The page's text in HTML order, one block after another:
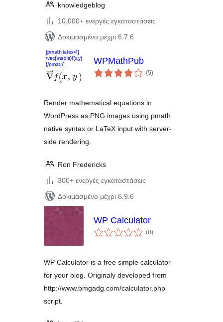
knowledgeblog
10,000+ ενεργές εγκαταστάσεις
Δοκιμασμένο μέχρι 6.7.6
WPMathPub
(5αξιολογήσεις
σύνολο
)
Render mathematical equations in
WordPress as PNG images using pmath
native syntax or LaTeX input with server-
side rendering.
Ron Fredericks
300+ ενεργές εγκαταστάσεις
Δοκιμασμένο μέχρι 6.9.6
WP Calculator
(0αξιολογήσεις
σύνολο
)
WP Calculator is a free simple calculator
for your blog. Originaly developed from
http://www.bmgadg.com/calculator.php
script.